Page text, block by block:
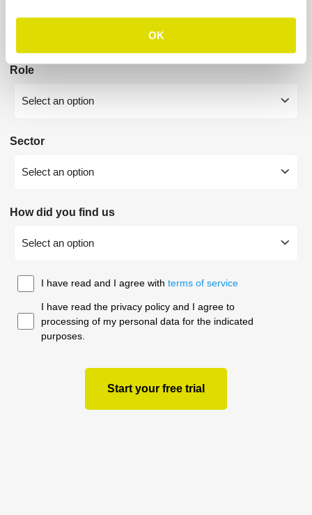
OK
Role
Select an option
Sector
Select an option
How did you find us
Select an option
I have read and I agree with terms of service
I have read the privacy policy and I agree to
processing of my personal data for the indicated
purposes.